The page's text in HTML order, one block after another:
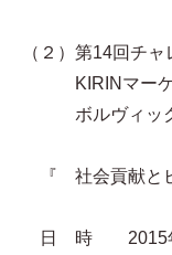
（２）第14回チ
KIRINマーケテ
ボルヴィック
『 社会貢献と
日 時 2015年2